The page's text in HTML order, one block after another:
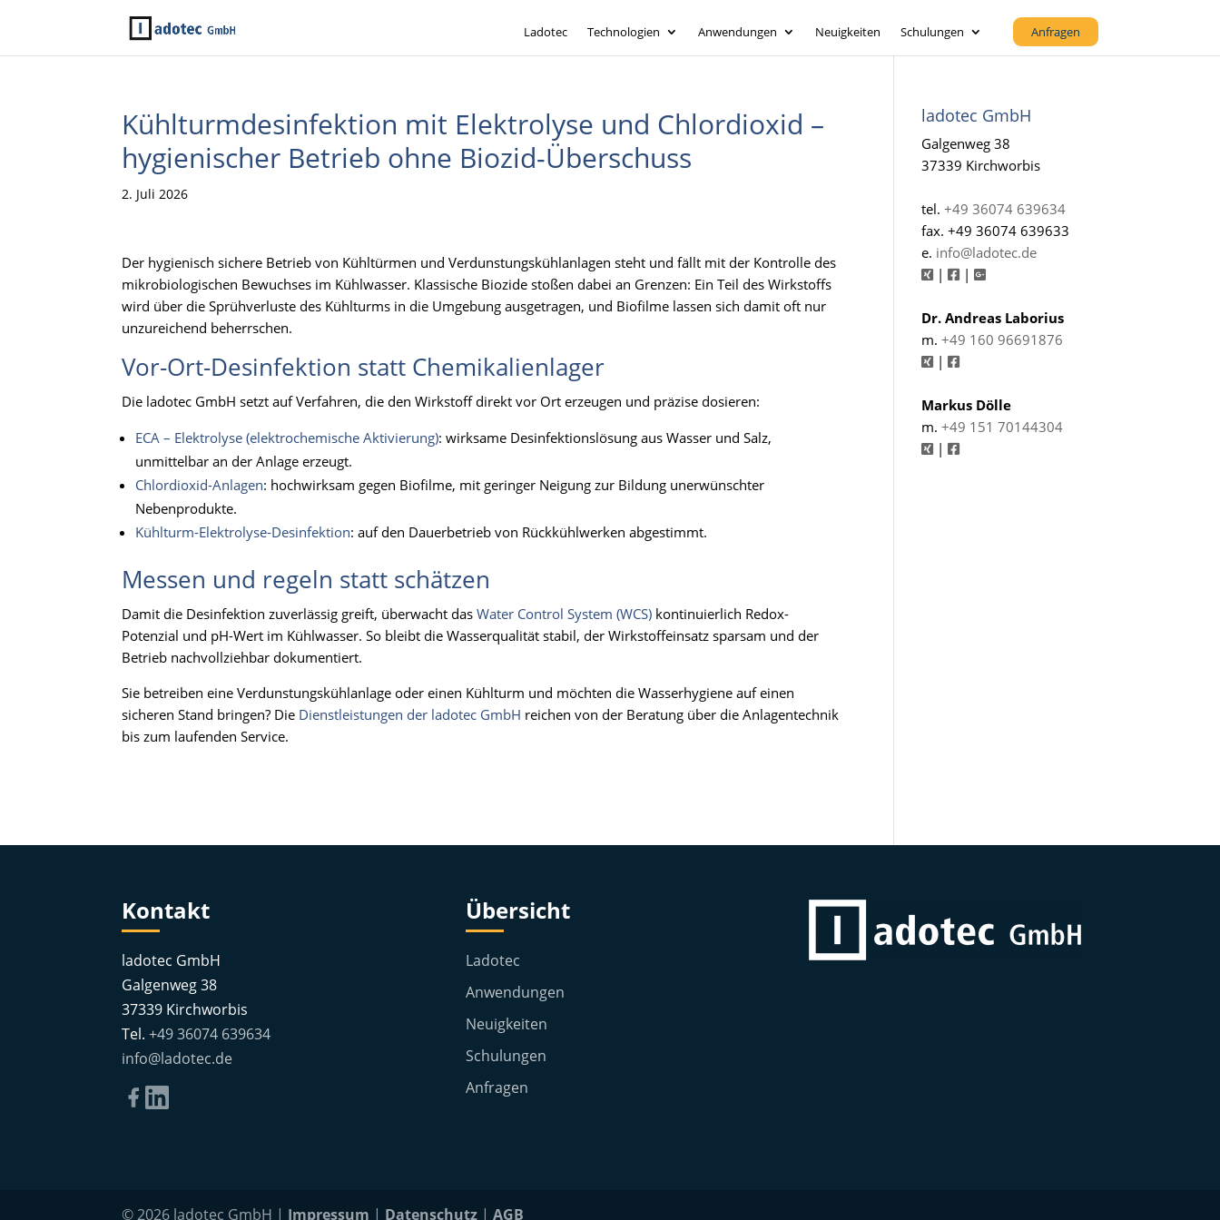
Ladotec Technologien Anwendungen Neuigkeiten Schulungen Anfragen
Kühlturmdesinfektion mit Elektrolyse und Chlordioxid –
hygienischer Betrieb ohne Biozid-Überschuss
2. Juli 2026
Der hygienisch sichere Betrieb von Kühltürmen und Verdunstungskühlanlagen steht und fällt mit der Kontrolle des
mikrobiologischen Bewuchses im Kühlwasser. Klassische Biozide stoßen dabei an Grenzen: Ein Teil des Wirkstoffs
wird über die Sprühverluste des Kühlturms in die Umgebung ausgetragen, und Biofilme lassen sich damit oft nur
unzureichend beherrschen.
Vor-Ort-Desinfektion statt Chemikalienlager
Die ladotec GmbH setzt auf Verfahren, die den Wirkstoff direkt vor Ort erzeugen und präzise dosieren:
ECA – Elektrolyse (elektrochemische Aktivierung): wirksame Desinfektionslösung aus Wasser und Salz,
unmittelbar an der Anlage erzeugt.
Chlordioxid-Anlagen: hochwirksam gegen Biofilme, mit geringer Neigung zur Bildung unerwünschter
Nebenprodukte.
Kühlturm-Elektrolyse-Desinfektion: auf den Dauerbetrieb von Rückkühlwerken abgestimmt.
Messen und regeln statt schätzen
Damit die Desinfektion zuverlässig greift, überwacht dasWater Control System (WCS) kontinuierlich Redox-
Potenzial und pH-Wert im Kühlwasser. So bleibt die Wasserqualität stabil, der Wirkstoffeinsatz sparsam und der
Betrieb nachvollziehbar dokumentiert.
Sie betreiben eine Verdunstungskühlanlage oder einen Kühlturm und möchten die Wasserhygiene auf einen
sicheren Stand bringen? Die Dienstleistungen der ladotec GmbH reichen von der Beratung über die Anlagentechnik
bis zum laufenden Service.
ladotec GmbH
Galgenweg 38
37339 Kirchworbis
tel.+49 36074 639634
fax. +49 36074 639633
e. info@ladotec.de
|
|
Dr. Andreas Laborius
m.+49 160 96691876
|
Markus Dölle
m.+49 151 70144304
|
Kontakt
ladotec GmbH
Galgenweg 38
37339 Kirchworbis
Tel.+49 36074 639634
info@ladotec.de
Übersicht
Ladotec
Anwendungen
Neuigkeiten
Schulungen
Anfragen
© 2026 ladotec GmbH | Impressum | Datenschutz |AGB